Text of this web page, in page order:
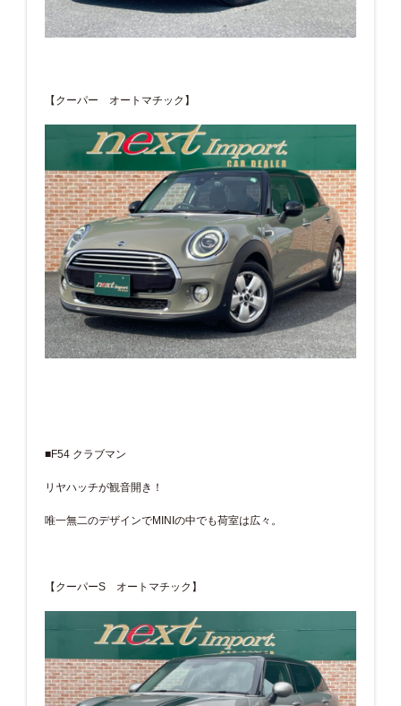
【クーパー オートマチック】
■F54 クラブマン
リヤハッチが観音開き！
唯一無二のデザインでMINIの中でも荷室は広々。
【クーパーS オートマチック】